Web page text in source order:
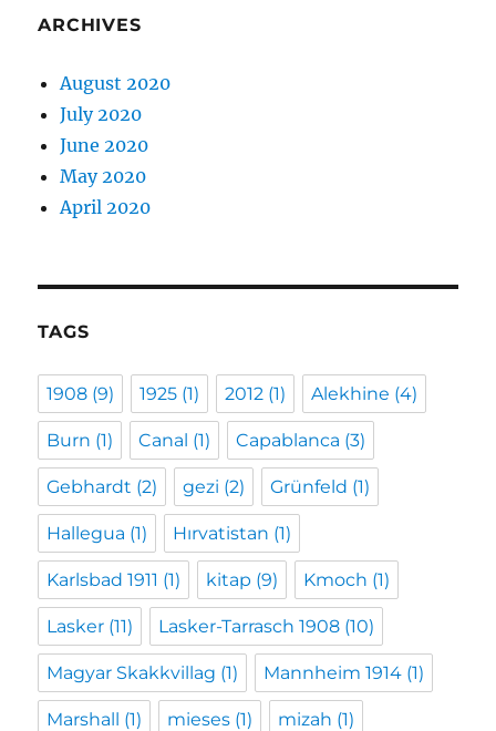
ARCHIVES
August 2020
July 2020
June 2020
May 2020
April 2020
TAGS
1908 (9) 1925 (1) 2012 (1) Alekhine (4)
Burn (1) Canal (1) Capablanca (3)
Gebhardt (2) gezi (2) Grünfeld (1)
Hallegua (1) Hırvatistan (1)
Karlsbad 1911 (1) kitap (9) Kmoch (1)
Lasker (11) Lasker-Tarrasch 1908 (10)
Magyar Skakkvillag (1) Mannheim 1914 (1)
Marshall (1) mieses (1) mizah (1)